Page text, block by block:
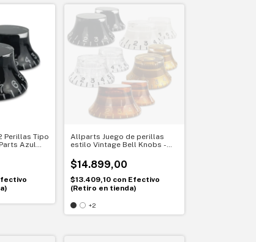
Perillas Tipo
Azul
Allparts Juego de perillas
estilo Vintage Bell Knobs -
$14.899,00
$13.409,10 con Efectivo
(Retiro en tienda)
+2